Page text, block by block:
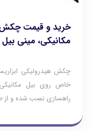
خرید و قیمت چکش
مکانیکی، مینی
چکش هیدرولیکی
خاص روی بیل
راهسازی نصب شده و از